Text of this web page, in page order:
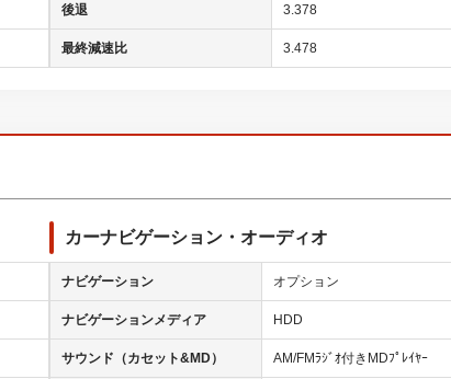
後退 3.378
最終減速比 3.478
カーナビゲーション・オーディオ
ナビゲーション オプション
ナビゲーションメディア HDD
サウンド（カセット&MD） AM/FMﾗｼﾞｵ付きMDﾌﾟﾚｲﾔｰ